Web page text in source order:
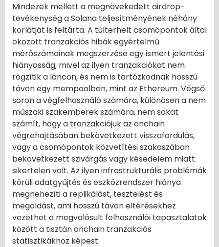
Mindezek mellett a megnövekedett airdrop-
tevékenység a Solana teljesítményének néhány
korlátját is feltárta. A túlterhelt csomópontok által
okozott tranzakciós hibák egyértelmű
mérőszámainak megszerzése egy ismert jelentési
hiányosság, mivel az ilyen tranzakciókat nem
rögzítik a láncon, és nem is tartózkodnak hosszú
távon egy mempoolban, mint az Ethereum. Végső
soron a végfelhasználó számára, különösen a nem
műszaki szakemberek számára, nem sokat
számít, hogy a tranzakciójuk az onchain
végrehajtásában bekövetkezett visszafordulás,
vagy a csomópontok közvetítési szakaszában
bekövetkezett szivárgás vagy késedelem miatt
sikertelen volt. Az ilyen infrastrukturális problémák
körüli adatgyűjtés és eszközrendszer hiánya
megnehezíti a replikálást, tesztelést és
megoldást, ami hosszú távon eltérésekhez
vezethet a megvalósult felhasználói tapasztalatok
között a tisztán onchain tranzakciós
statisztikákhoz képest.